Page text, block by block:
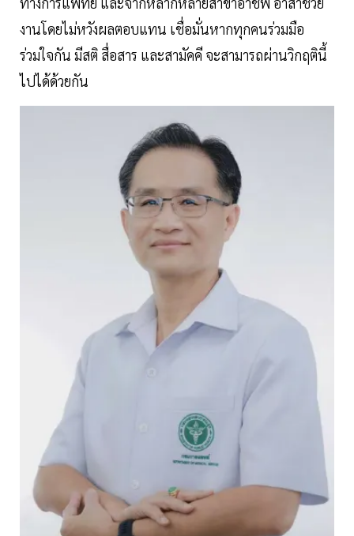
งานโดยไม่หวังผลตอบแทน เชื่อมั่นหากทุกคนร่วมมือ
ร่วมใจกัน มีสติ สื่อสาร และสามัคคี จะสามารถผ่านวิกฤตินี้
ไปได้ด้วยกัน